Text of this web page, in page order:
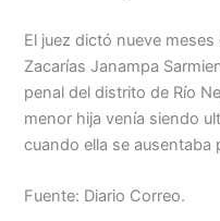
El juez dictó nueve
Zacarías Janampa
penal del distrito de Río
menor hija venía siendo
cuando ella se ausentaba
Fuente: Diario Correo.